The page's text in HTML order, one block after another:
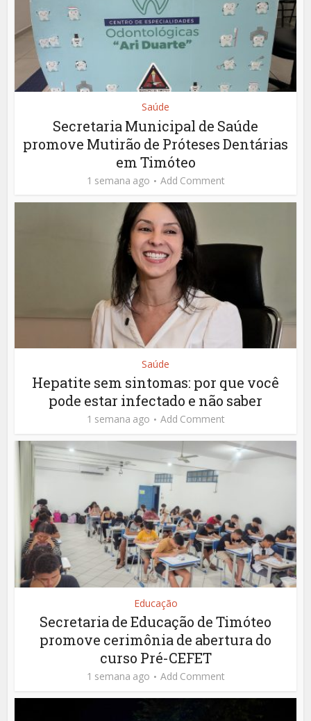
Saúde
Secretaria Municipal de Saúde
promove Mutirão de Próteses Dentárias
em Timóteo
1 semana ago Add Comment
Saúde
Hepatite sem sintomas: por que você
pode estar infectado e não saber
1 semana ago Add Comment
Educação
Secretaria de Educação de Timóteo
promove cerimônia de abertura do
curso Pré-CEFET
1 semana ago Add Comment